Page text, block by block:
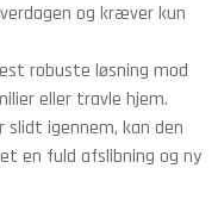
og kræver kun
robuste løsning mod
eller travle hjem.
igennem, kan den
en fuld afslibning og ny